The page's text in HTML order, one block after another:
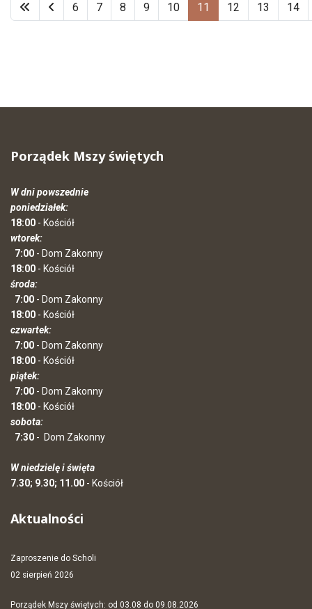
6 7 8 9 10 11 12 13 14
Porządek Mszy świętych
W dni powszednie
poniedziałek:
18:00 - Kościół
wtorek:
7:00 - Dom Zakonny
18:00 - Kościół
środa:
7:00 - Dom Zakonny
18:00 - Kościół
czwartek:
7:00 - Dom Zakonny
18:00 - Kościół
piątek:
7:00 - Dom Zakonny
18:00 - Kościół
sobota:
7:30 - Dom Zakonny
W niedzielę i święta
7.30; 9.30; 11.00 - Kościół
Aktualności
Zaproszenie do Scholi
02 sierpień 2026
Porządek Mszy świętych: od 03.08 do 09.08.2026